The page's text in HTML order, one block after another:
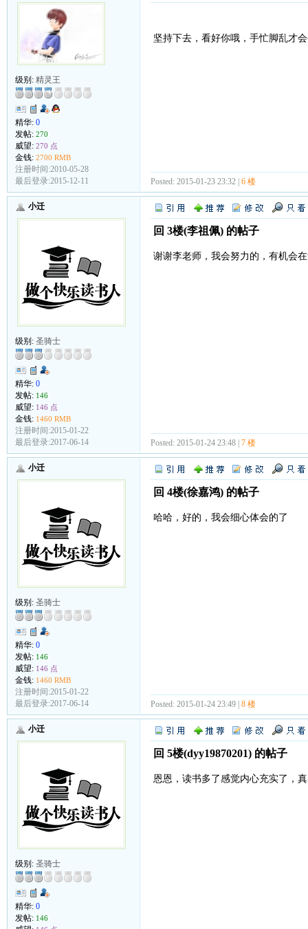
级别: 精灵王
精华: 0
发帖: 270
威望: 270 点
金钱: 2700 RMB
注册时间:2010-05-28
最后登录:2015-12-11
坚持下去，看好你哦，手忙脚乱才
Posted: 2015-01-23 23:32 | 6 楼
小迁
级别: 圣骑士
精华: 0
发帖: 146
威望: 146 点
金钱: 1460 RMB
注册时间:2015-01-22
最后登录:2017-06-14
回 3楼(李祖佩) 的帖子
谢谢李老师，我会努力的，有机会
Posted: 2015-01-24 23:48 | 7 楼
小迁
级别: 圣骑士
精华: 0
发帖: 146
威望: 146 点
金钱: 1460 RMB
注册时间:2015-01-22
最后登录:2017-06-14
回 4楼(徐嘉鸿) 的帖子
哈哈，好的，我会细心体会的了
Posted: 2015-01-24 23:49 | 8 楼
小迁
级别: 圣骑士
精华: 0
发帖: 146
回 5楼(dyy19870201) 的帖子
恩恩，读书多了感觉内心充实了，真